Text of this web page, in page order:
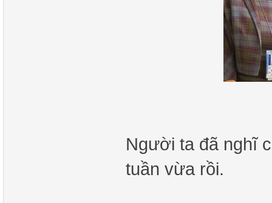
Người ta đã nghĩ
tuần vừa rồi.